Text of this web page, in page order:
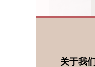
关于我们